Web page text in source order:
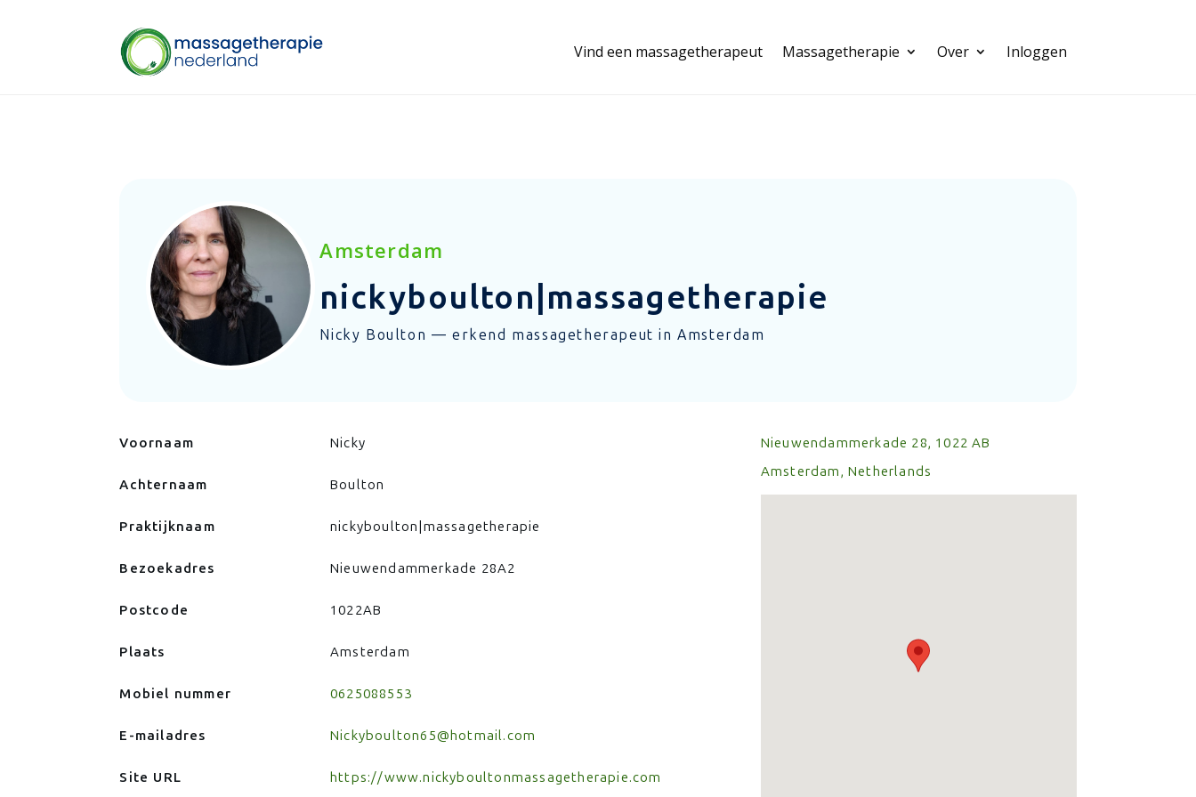
Vind een massagetherapeut Massagetherapie Over Inloggen
Amsterdam
nickyboulton|massagetherapie
Nicky Boulton — erkend massagetherapeut in Amsterdam
Voornaam Nicky
Achternaam Boulton
Nieuwendammerkade 28, 1022 AB
Amsterdam, Netherlands
Praktijknaam nickyboulton|massagetherapie
Bezoekadres Nieuwendammerkade 28A2
Postcode 1022AB
Plaats Amsterdam
Mobiel nummer 0625088553
E-mailadres Nickyboulton65@hotmail.com
Site URL https://www.nickyboultonmassagetherapie.com